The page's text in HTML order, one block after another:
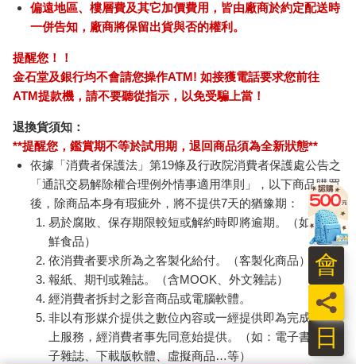
偏遠地區、樓層費及其它加價費用，皆由廠商於約定配送時
一併告知，廠商將保留出貨與否的權利。
提醒您！！
金石堂及銀行均不會請您操作ATM! 如接獲電話要求您前往
ATM提款機，請不要聽從指示，以免受騙上當！
退換貨須知：
**提醒您，鑑賞期不等於試用期，退回商品須為全新狀態**
依據「消費者保護法」第19條及行政院消費者保護處公告之
「通訊交易解除權合理例外情事適用準則」，以下商品購買
後，除商品本身有瑕疵外，將不提供7天的猶豫期：
易於腐敗、保存期限較短或解約時即將逾期。（如：生
鮮食品）
依消費者要求所為之客製化給付。（客製化商品）
報紙、期刊或雜誌。（含MOOK、外文雜誌）
經消費者拆封之影音商品或電腦軟體。
非以有形媒介提供之數位內容或一經提供即為完成之線
上服務，經消費者事先同意始提供。（如：電子書、電
子雜誌、下載版軟體、虛擬商品…等）
日
員
會